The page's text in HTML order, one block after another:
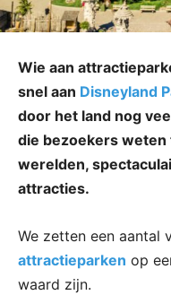
Wie aan
snel aan Disneyland
door het land nog
die bezoekers
werelden,
attracties.
We zetten een aantal
attractieparken op
waard zijn.